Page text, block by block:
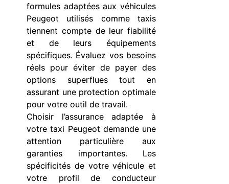
formules adaptées aux véhicules
Peugeot utilisés comme taxis
tiennent compte de leur fiabilité
et de leurs équipements
spécifiques. Évaluez vos besoins
réels pour éviter de payer des
options superflues tout en
assurant une protection optimale
pour votre outil de travail.
Choisir l’assurance adaptée à
votre taxi Peugeot demande une
attention particulière aux
garanties importantes. Les
spécificités de votre véhicule et
votre profil de conducteur